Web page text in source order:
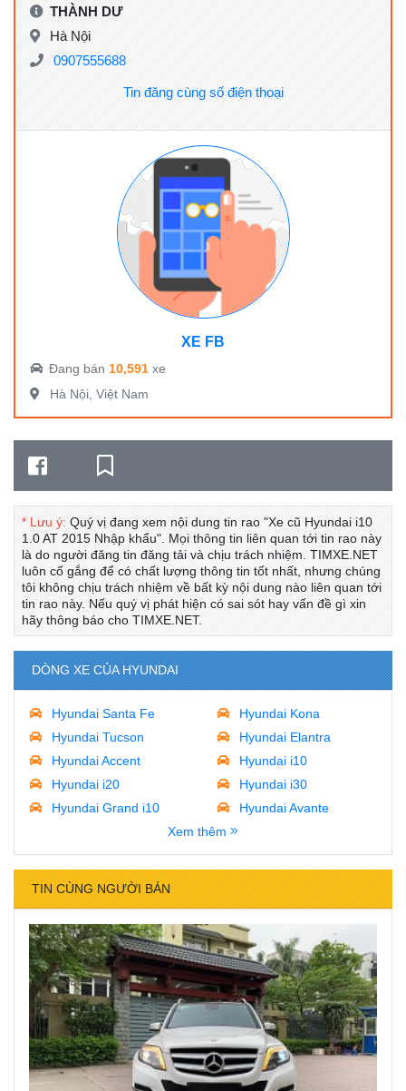
THÀNH DƯ
Hà Nội
0907555688
Tin đăng cùng số điện thoại
XE FB
Đang bán 10,591 xe
Hà Nội, Việt Nam
* Lưu ý:Quý vị đang xem nội dung tin rao "Xe cũ Hyundai i10
1.0 AT 2015 Nhập khẩu". Mọi thông tin liên quan tới tin rao này
là do người đăng tin đăng tải và chịu trách nhiệm. TIMXE.NET
luôn cố gắng để có chất lượng thông tin tốt nhất, nhưng chúng
tôi không chịu trách nhiệm về bất kỳ nội dung nào liên quan tới
tin rao này. Nếu quý vị phát hiện có sai sót hay vấn đề gì xin
hãy thông báo cho TIMXE.NET.
DÒNG XE CỦA HYUNDAI
Hyundai Santa Fe
Hyundai Kona
Hyundai Tucson
Hyundai Elantra
Hyundai Accent
Hyundai i10
Hyundai i20
Hyundai i30
Hyundai Grand i10
Hyundai Avante
Xem thêm
TIN CÙNG NGƯỜI BÁN